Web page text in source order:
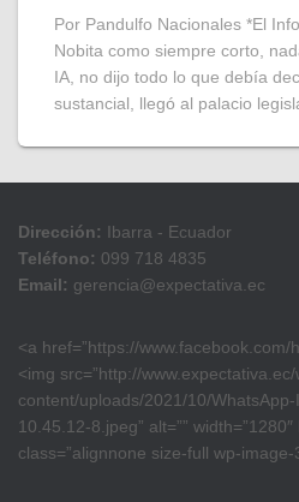
Por Pandulfo Nacionales *El
Nobita como siempre corto,
IA, no dijo todo lo que debía
sustancial, llegó al palacio
Dirección: Ibarra - Ecuador
Teléfono: 099 718 4835
Email: gerencia@expectativa.ec
<a href=”https://
<img src=”http://www.expectativa.ec/
content/uploads/2021/10/
10.45.12-8.jpeg” alt=”” width=”1280″
class=”alignnone size-full wp-image-